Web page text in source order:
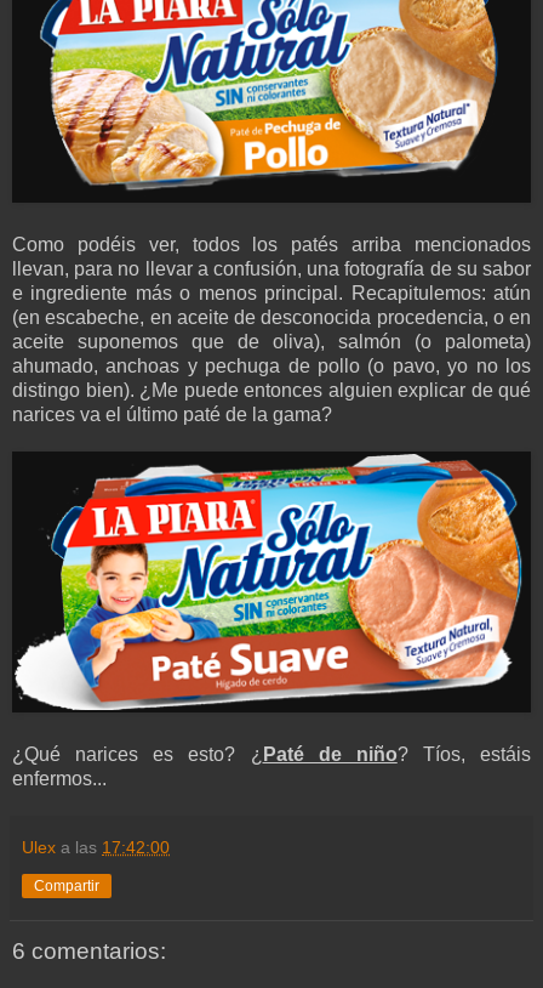
Como podéis ver, todos los patés arriba mencionados
llevan, para no llevar a confusión, una fotografía de su sabor
e ingrediente más o menos principal. Recapitulemos: atún
(en escabeche, en aceite de desconocida procedencia, o en
aceite suponemos que de oliva), salmón (o palometa)
ahumado, anchoas y pechuga de pollo (o pavo, yo no los
distingo bien). ¿Me puede entonces alguien explicar de qué
narices va el último paté de la gama?
¿Qué narices es esto? ¿ Paté de niño? Tíos, estáis
enfermos...
Ulex a las 17:42:00
Compartir
6 comentarios: